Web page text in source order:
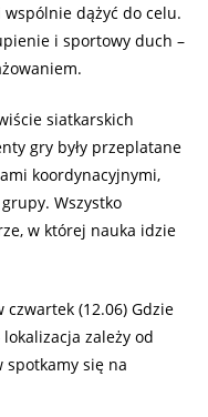
dążyć do celu.
i sportowy duch –
siatkarskich
gry były przeplatane
koordynacyjnymi,
Wszystko
w której nauka idzie
(12.06) Gdzie
zależy od
spotkamy się na